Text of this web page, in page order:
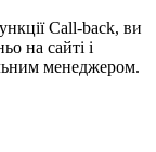
Call-back, ви
на сайті і
менеджером.